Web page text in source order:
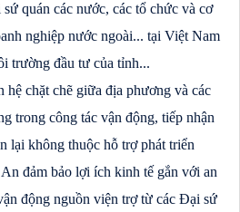
quán các nước, các tổ chức và cơ
nghiệp nước ngoài... tại Việt Nam
trường đầu tư của tỉnh...
chặt chẽ giữa địa phương và các
trong công tác vận động, tiếp nhận
lại không thuộc hỗ trợ phát triển
đảm bảo lợi ích kinh tế gắn với an
động nguồn viện trợ từ các Đại sứ